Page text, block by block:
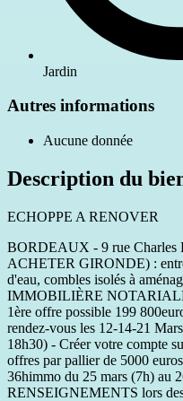
Jardin
Autres informations
Aucune donnée
Description du
ECHOPPE A RENOVER
BORDEAUX - 9 rue Charles
ACHETER GIRONDE) :
d'eau, combles isolés à
IMMOBILIÈRE
1ère offre possible 199
rendez-vous les 12-14-21
18h30) - Créer votre compte
offres par pallier de 5000
36himmo du 25 mars (7h) au
RENSEIGNEMENTS lors